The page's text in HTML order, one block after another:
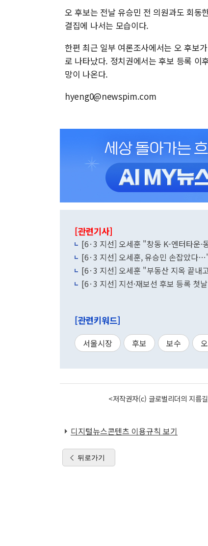
오 후보는 전날 유승민 전 의원과도 회동
결집에 나서는 모습이다.
한편 최근 일부 여론조사에서는 오 후보
로 나타났다. 정치권에서는 후보 등록 이
망이 나온다.
hyeng0@newspim.com
[관련기사]
[6·3 지선] 오세훈 "창동 K-엔터타운
[6·3 지선] 오세훈, 유승민 손잡았다
[6·3 지선] 오세훈 "부동산 지옥 끝내
[6·3 지선] 지선·재보선 후보 등록 첫
[관련키워드]
서울시장 후보 보수
<저작권자(c) 글로벌리더의 지름
디지털뉴스콘텐츠 이용규칙 보기
뒤로가기